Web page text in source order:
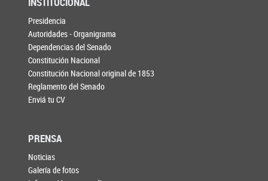
Presidencia
Autoridades - Organigrama
Dependencias del Senado
Constitución Nacional
Constitución Nacional original de 1853
Reglamento del Senado
Enviá tu CV
PRENSA
Noticias
Galería de fotos